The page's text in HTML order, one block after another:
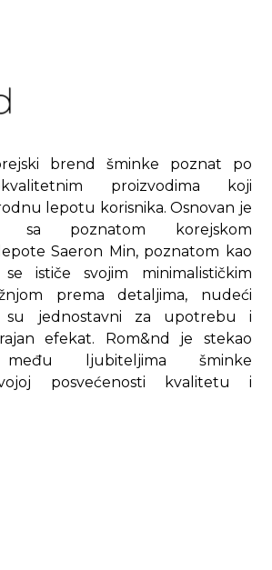
brend šminke poznat po
proizvodima koji
lepotu korisnika. Osnovan je
sa poznatom korejskom
Saeron Min, poznatom kao
ističe svojim minimalističkim
prema detaljima, nudeći
su jednostavni za upotrebu i
efekat. Rom&nd je stekao
među ljubiteljima šminke
posvećenosti kvalitetu i